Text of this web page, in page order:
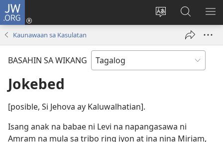
JW.ORG
Baguhin
ng
Mag-
log
bubukas
sa
JW.ORG
Kaunawaan sa Kasulatan
BASAHIN SA WIKANG
Jokebed
[posible, Si Jehova ay Kaluwalhatian].
Isang anak na babae ni Levi na napangasawa ni
Amram na mula sa tribo ring iyon at ina nina Miriam,